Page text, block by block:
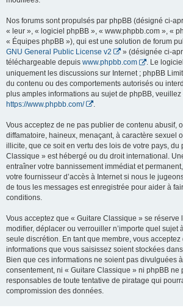
Nos forums sont propulsés par phpBB (désigné ci-
« leur », « logiciel phpBB », « www.phpbb.com », «
« Équipes phpBB »), qui est une solution de forum
GNU General Public License v2
» (désignée ci-
téléchargeable depuis www.phpbb.com
. Le
uniquement les discussions sur Internet ; phpBB
du contenu ou des comportements autorisés ou
plus amples informations au sujet de phpBB, veuillez
https://www.phpbb.com/
Vous acceptez de ne pas publier de contenu abusif,
diffamatoire, haineux, menaçant, à caractère sexuel
illicite, que ce soit en vertu des lois de votre pays, du
Classique » est hébergé ou du droit international.
entraîner votre bannissement immédiat et
votre fournisseur d’accès à Internet si nous le
de tous les messages est enregistrée pour aider à
conditions.
Vous acceptez que « Guitare Classique » se réserve
modifier, déplacer ou verrouiller n’importe quel sujet
seule discrétion. En tant que membre, vous acceptez
informations que vous saisissez soient stockées
Bien que ces informations ne soient pas divulguées
consentement, ni « Guitare Classique » ni phpBB ne
responsables de toute tentative de piratage qui
compromission des données.